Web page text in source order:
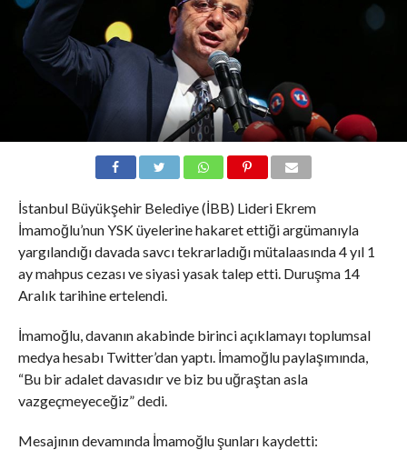
İstanbul Büyükşehir Belediye (İBB) Lideri Ekrem
İmamoğlu’nun YSK üyelerine hakaret ettiği argümanıyla
yargılandığı davada savcı tekrarladığı mütalaasında 4 yıl 1
ay mahpus cezası ve siyasi yasak talep etti. Duruşma 14
Aralık tarihine ertelendi.
İmamoğlu, davanın akabinde birinci açıklamayı toplumsal
medya hesabı Twitter’dan yaptı. İmamoğlu paylaşımında,
“Bu bir adalet davasıdır ve biz bu uğraştan asla
vazgeçmeyeceğiz” dedi.
Mesajının devamında İmamoğlu şunları kaydetti: